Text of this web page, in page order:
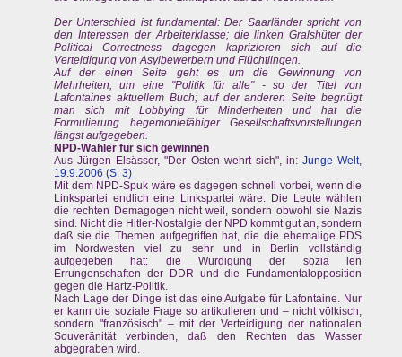
...
Der Unterschied ist fundamental: Der Saarländer spricht von
den Interessen der Arbeiterklasse; die linken Gralshüter der
Political Correctness dagegen kaprizieren sich auf die
Verteidigung von Asylbewerbern und Flüchtlingen.
Auf der einen Seite geht es um die Gewinnung von
Mehrheiten, um eine "Politik für alle" - so der Titel von
Lafontaines aktuellem Buch; auf der anderen Seite begnügt
man sich mit Lobbying für Minderheiten und hat die
Formulierung hegemoniefähiger Gesellschaftsvorstellungen
längst aufgegeben.
NPD-Wähler für sich gewinnen
Aus Jürgen Elsässer, "Der Osten wehrt sich", in:Junge Welt,
19.9.2006 (S. 3)
Mit dem NPD-Spuk wäre es dagegen schnell vorbei, wenn die
Linkspartei endlich eine Linkspartei wäre. Die Leute wählen
die rechten Demagogen nicht weil, sondern obwohl sie Nazis
sind. Nicht die Hitler-Nostalgie der NPD kommt gut an, sondern
daß sie die Themen aufgegriffen hat, die die ehemalige PDS
im Nordwesten viel zu sehr und in Berlin vollständig
aufgegeben hat: die Würdigung der sozia len
Errungenschaften der DDR und die Fundamentalopposition
gegen die Hartz-Politik.
Nach Lage der Dinge ist das eine Aufgabe für Lafontaine. Nur
er kann die soziale Frage so artikulieren und – nicht völkisch,
sondern "französisch" – mit der Verteidigung der nationalen
Souveränität verbinden, daß den Rechten das Wasser
abgegraben wird.